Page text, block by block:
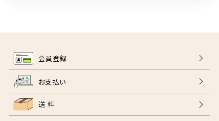
会員登録
お支払い
送 料